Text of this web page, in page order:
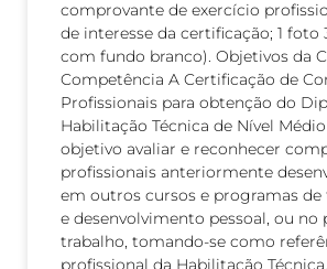
comprovante de exercício
de interesse da certificação; 1 foto
com fundo branco). Objetivos da
Competência A Certificação de
Profissionais para obtenção do
Habilitação Técnica de Nível
objetivo avaliar e reconhecer
profissionais anteriormente
em outros cursos e programas
e desenvolvimento pessoal, ou no
trabalho, tomando-se como
profissional da Habilitação